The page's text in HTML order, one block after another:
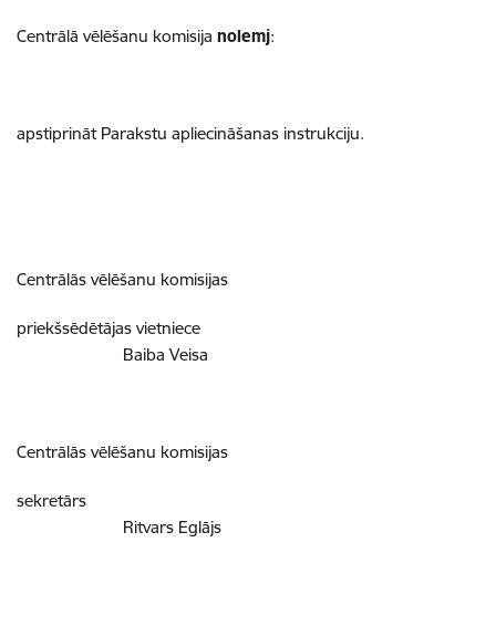
Centrālā vēlēšanu komisija nolemj:
apstiprināt Parakstu apliecināšanas instrukciju.
Centrālās vēlēšanu komisijas
priekšsēdētājas vietniece
Baiba Veisa
Centrālās vēlēšanu komisijas
sekretārs
Ritvars Eglājs